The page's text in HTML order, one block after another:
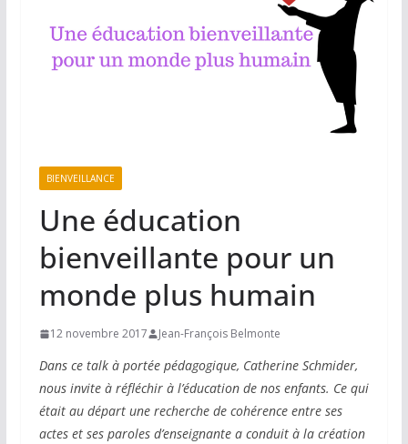
BIENVEILLANCE
Une éducation
bienveillante pour un
monde plus humain
12 novembre 2017 Jean-François Belmonte
Dans ce talk à portée pédagogique, Catherine Schmider,
nous invite à réfléchir à l’éducation de nos enfants. Ce qui
était au départ une recherche de cohérence entre ses
actes et ses paroles d’enseignante a conduit à la création